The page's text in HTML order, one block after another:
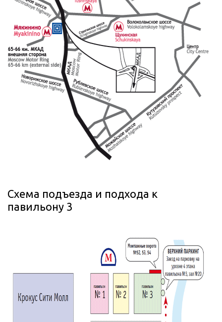
Схема подъезда и подхода к
павильону 3